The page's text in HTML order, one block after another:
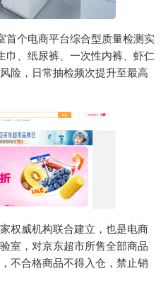
首个电商平台综合型质量检测实
巾、纸尿裤、一次性内裤、虾仁
险，日常抽检频次提升至最高
权威机构联合建立，也是电商
室，对京东超市所售全部商品
不合格商品不得入仓，禁止销